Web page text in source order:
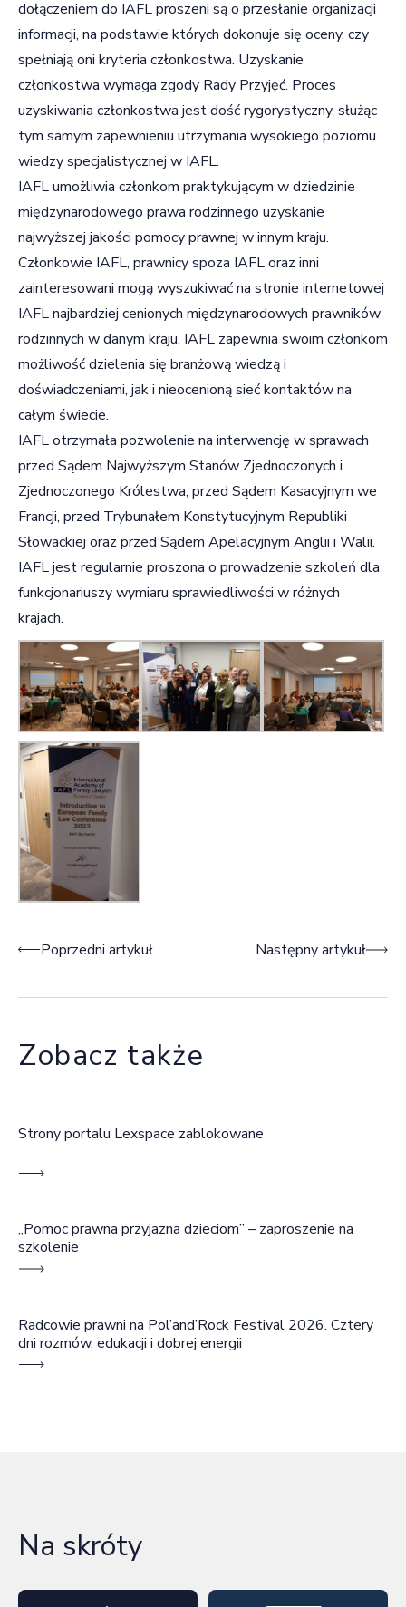
dołączeniem do IAFL proszeni są o przesłanie organizacji
informacji, na podstawie których dokonuje się oceny, czy
spełniają oni kryteria członkostwa. Uzyskanie
członkostwa wymaga zgody Rady Przyjęć. Proces
uzyskiwania członkostwa jest dość rygorystyczny, służąc
tym samym zapewnieniu utrzymania wysokiego poziomu
wiedzy specjalistycznej w IAFL.
IAFL umożliwia członkom praktykującym w dziedzinie
międzynarodowego prawa rodzinnego uzyskanie
najwyższej jakości pomocy prawnej w innym kraju.
Członkowie IAFL, prawnicy spoza IAFL oraz inni
zainteresowani mogą wyszukiwać na stronie internetowej
IAFL najbardziej cenionych międzynarodowych prawników
rodzinnych w danym kraju. IAFL zapewnia swoim członkom
możliwość dzielenia się branżową wiedzą i
doświadczeniami, jak i nieocenioną sieć kontaktów na
całym świecie.
IAFL otrzymała pozwolenie na interwencję w sprawach
przed Sądem Najwyższym Stanów Zjednoczonych i
Zjednoczonego Królestwa, przed Sądem Kasacyjnym we
Francji, przed Trybunałem Konstytucyjnym Republiki
Słowackiej oraz przed Sądem Apelacyjnym Anglii i Walii.
IAFL jest regularnie proszona o prowadzenie szkoleń dla
funkcjonariuszy wymiaru sprawiedliwości w różnych
krajach.
Nawigacja wpisu
Poprzedni artykuł Następny artykuł
Zobacz także
Strony portalu Lexspace zablokowane
„Pomoc prawna przyjazna dzieciom” – zaproszenie na
szkolenie
Radcowie prawni na Pol’and’Rock Festival 2026. Cztery
dni rozmów, edukacji i dobrej energii
Na skróty